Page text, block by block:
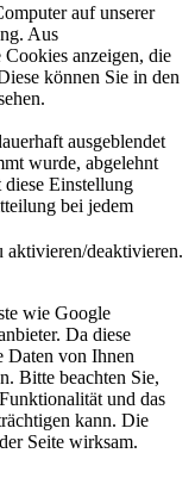
auf unserer
Aus
anzeigen, die
können Sie in den
ausgeblendet
wurde, abgelehnt
Einstellung
bei jedem
deaktivieren.
wie Google
Da diese
Daten von Ihnen
Bitte beachten Sie,
und das
kann. Die
Seite wirksam.